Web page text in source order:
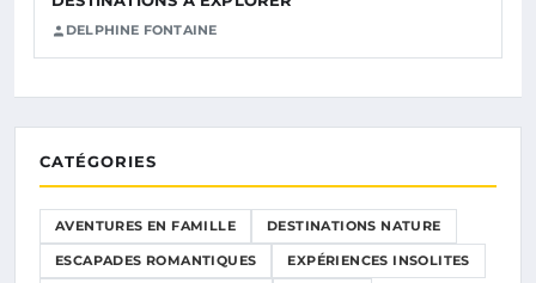
DELPHINE FONTAINE
CATÉGORIES
AVENTURES EN FAMILLE DESTINATIONS NATURE
ESCAPADES ROMANTIQUES EXPÉRIENCES INSOLITES